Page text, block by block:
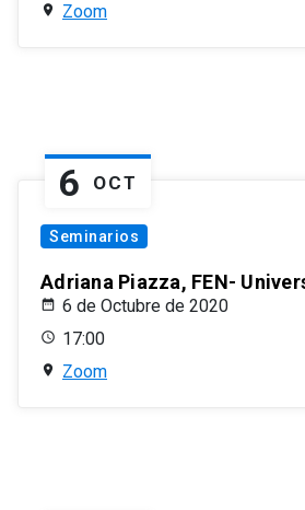
Zoom
6 OCT
Seminarios
Adriana Piazza, FEN-
6 de Octubre de 2020
17:00
Zoom